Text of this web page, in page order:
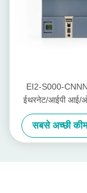
EI2-S000-CNNN
ईथरनेट/आईपी आई/
32डीआई
रोएचएस प्रमाणित,
स्वचालन
सबसे अच्छी